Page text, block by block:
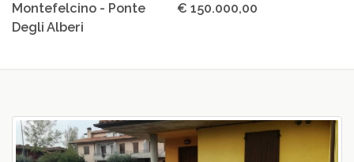
Montefelcino - Ponte
Degli Alberi
€ 150.000,00